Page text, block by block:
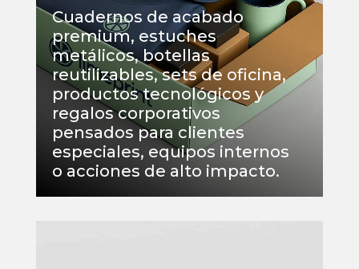
Cuadernos de acabado
premium, estuches
metálicos, botellas
reutilizables, sets de oficina,
productos tecnológicos y
regalos corporativos
pensados para clientes
especiales, equipos internos
o acciones de alto impacto.